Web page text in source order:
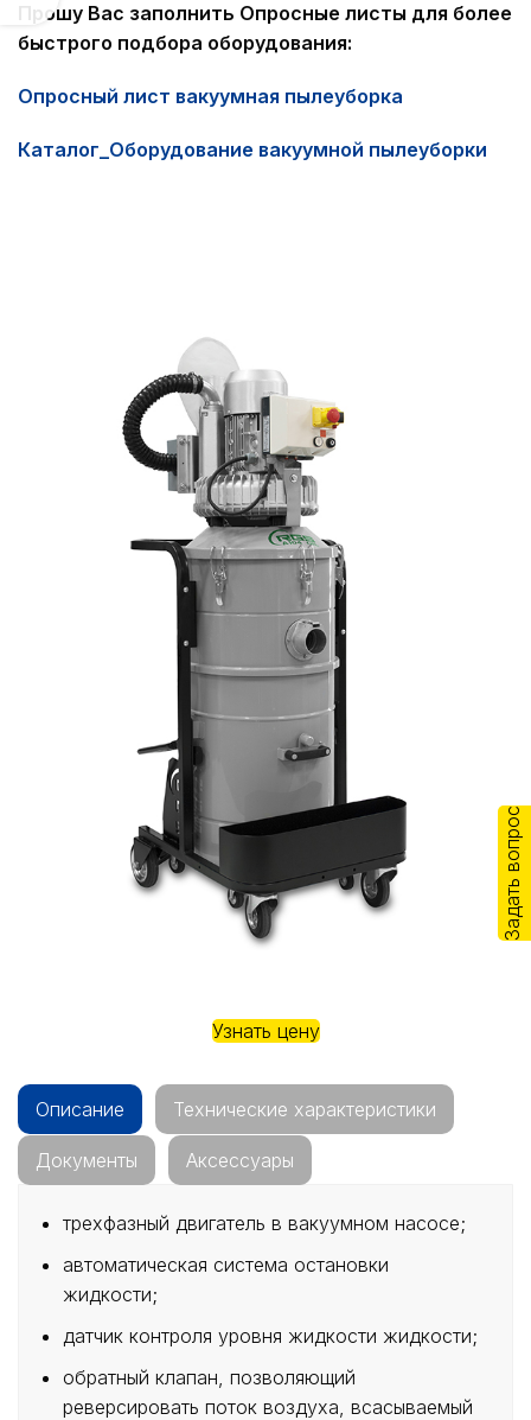
Прошу Вас заполнить Опросные листы для более
быстрого подбора оборудования:
Опросный лист вакуумная пылеуборка
Каталог_Оборудование вакуумной пылеуборки
Узнать цену
Описание Технические характеристики
Документы Аксессуары
трехфазный двигатель в вакуумном насосе;
автоматическая система остановки
жидкости;
датчик контроля уровня жидкости жидкости;
обратный клапан, позволяющий
реверсировать поток воздуха, всасываемый
Задать вопрос